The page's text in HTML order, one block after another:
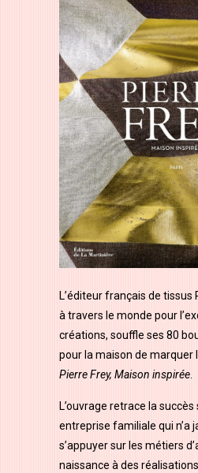
L’éditeur français de tissus
à travers le monde pour
créations, souffle ses 80
pour la maison de marquer
Pierre Frey, Maison inspirée.
L’ouvrage retrace la
entreprise familiale qui n’a
s’appuyer sur les métiers
naissance à des